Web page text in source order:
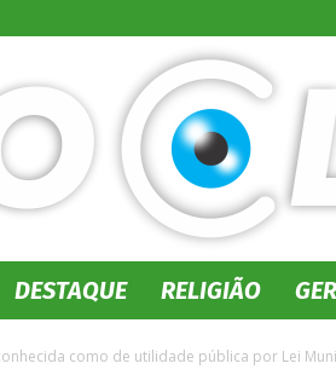
DESTAQUE RELIGIÃO
como de utilidade pública por Lei